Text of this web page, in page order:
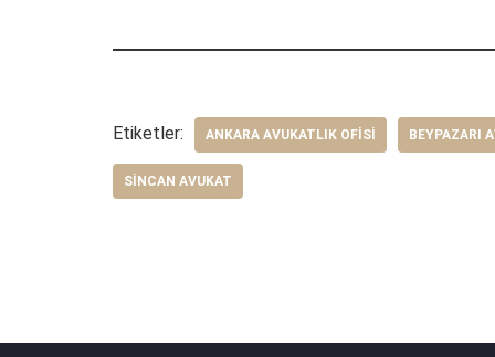
Etiketler: ANKARA AVUKATLIK OFISI BEYPAZARI
SINCAN AVUKAT